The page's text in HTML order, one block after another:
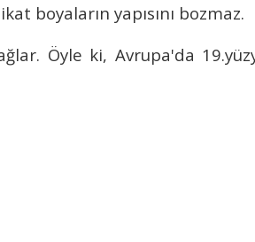
boyaların yapısını bozmaz.
Öyle ki, Avrupa'da